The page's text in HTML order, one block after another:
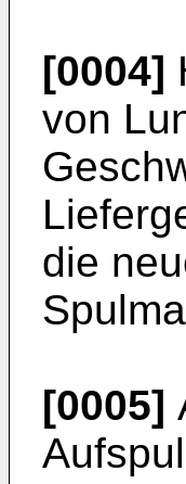
[0004]
von
die
[0005]